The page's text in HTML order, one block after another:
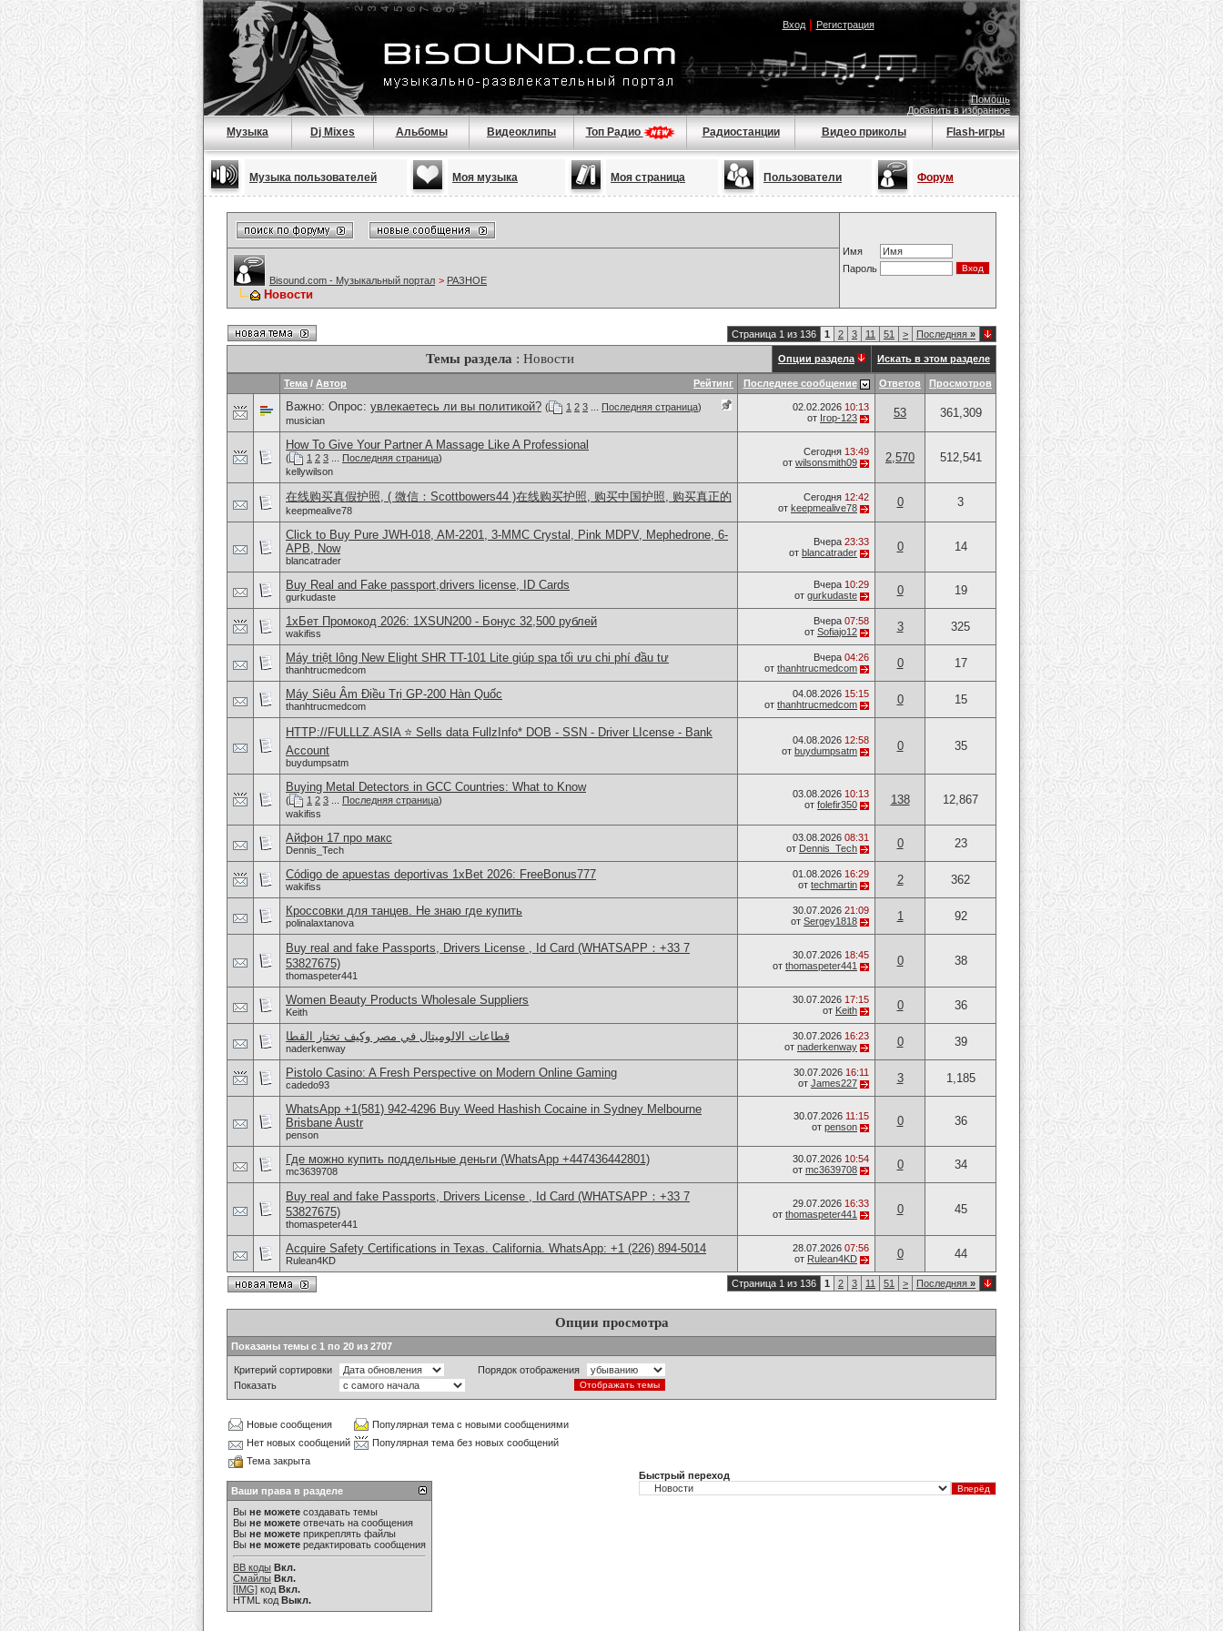
Вход| Регистрация
Помощь
Добавить в избранное
Музыка Dj Mixes Альбомы Видеоклипы Топ Радио Радиостанции Видео приколы Flash-игры
Музыка пользователей Моя музыка Моя страница Пользователи Форум
Имя
Пароль
Bisound.com - Музыкальный портал > РАЗНОЕ
Новости
Страница 1 из 136 1 2 3 11 51 > Последняя »
Темы раздела : Новости Опции раздела Искать в этом разделе
Рейтинг
Тема / Автор Последнее сообщение Ответов Просмотров
Важно: Опрос: увлекаетесь ли вы политикой? ( 1 2 3 Последняя страница)
musician
02.02.2026 10:13
от Ігор-123 53 361,309
How To Give Your Partner A Massage Like A Professional
( 1 2 3 Последняя страница)
kellywilson
Сегодня 13:49
от wilsonsmith09 2,570 512,541
在线购买真假护照, ( 微信：Scottbowers44 )在线购买护照, 购买中国护照, 购买真正的
keepmealive78
Сегодня 12:42
от keepmealive78 0 3
Click to Buy Pure JWH-018, AM-2201, 3-MMC Crystal, Pink MDPV, Mephedrone, 6-
APB, Now
blancatrader
Вчера 23:33
от blancatrader 0 14
Buy Real and Fake passport,drivers license, ID Cards
gurkudaste
Вчера 10:29
от gurkudaste 0 19
1хБет Промокод 2026: 1XSUN200 - Бонус 32,500 рублей
wakifiss
Вчера 07:58
от Sofiajo12 3 325
Máy triệt lông New Elight SHR TT-101 Lite giúp spa tối ưu chi phí đầu tư
thanhtrucmedcom
Вчера 04:26
от thanhtrucmedcom 0 17
Máy Siêu Âm Điều Trị GP-200 Hàn Quốc
thanhtrucmedcom
04.08.2026 15:15
от thanhtrucmedcom 0 15
HTTP://FULLLZ.ASIA ⭐️ Sells data FullzInfo* DOB - SSN - Driver LIcense - Bank
Account
buydumpsatm
04.08.2026 12:58
от buydumpsatm 0 35
Buying Metal Detectors in GCC Countries: What to Know
( 1 2 3 Последняя страница)
wakifiss
03.08.2026 10:13
от folefir350 138 12,867
Айфон 17 про макс
Dennis_Tech
03.08.2026 08:31
от Dennis_Tech 0 23
Código de apuestas deportivas 1xBet 2026: FreeBonus777
wakifiss
01.08.2026 16:29
от techmartin 2 362
Кроссовки для танцев. Не знаю где купить
polinalaxtanova
30.07.2026 21:09
от Sergey1818 1 92
Buy real and fake Passports, Drivers License , Id Card (WHATSAPP：+33 7
53827675)
thomaspeter441
30.07.2026 18:45
от thomaspeter441 0 38
Women Beauty Products Wholesale Suppliers
Keith
30.07.2026 17:15
от Keith 0 36
قطاعات الالوميتال في مصر وكيف تختار القطا
naderkenway
30.07.2026 16:23
от naderkenway 0 39
Pistolo Casino: A Fresh Perspective on Modern Online Gaming
cadedo93
30.07.2026 16:11
от James227 3 1,185
WhatsApp +1(581) 942-4296 Buy Weed Hashish Cocaine in Sydney Melbourne
Brisbane Austr
penson
30.07.2026 11:15
от penson 0 36
Где можно купить поддельные деньги (WhatsApp +447436442801)
mc3639708
30.07.2026 10:54
от mc3639708 0 34
Buy real and fake Passports, Drivers License , Id Card (WHATSAPP：+33 7
53827675)
thomaspeter441
29.07.2026 16:33
от thomaspeter441 0 45
Acquire Safety Certifications in Texas. California. WhatsApp: +1 (226) 894-5014
Rulean4KD
28.07.2026 07:56
от Rulean4KD 0 44
Страница 1 из 136 1 2 3 11 51 > Последняя »
Опции просмотра
Показаны темы с 1 по 20 из 2707
Критерий сортировки
Порядок отображения
Показать
Новые сообщения
Популярная тема с новыми сообщениями
Нет новых сообщений
Популярная тема без новых сообщений
Тема закрыта
Ваши права в разделе
Вы не можете создавать темы
Вы не можете отвечать на сообщения
Вы не можете прикреплять файлы
Вы не можете редактировать сообщения
BB коды Вкл.
Смайлы Вкл.
[IMG] код Вкл.
HTML код Выкл.
Быстрый переход